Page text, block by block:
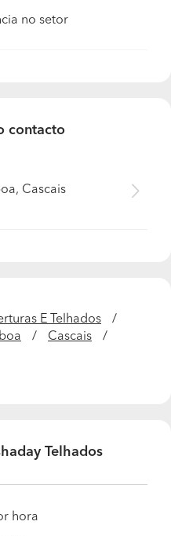
no setor
contacto
Cascais
E Telhados
Cascais
Telhados
hora